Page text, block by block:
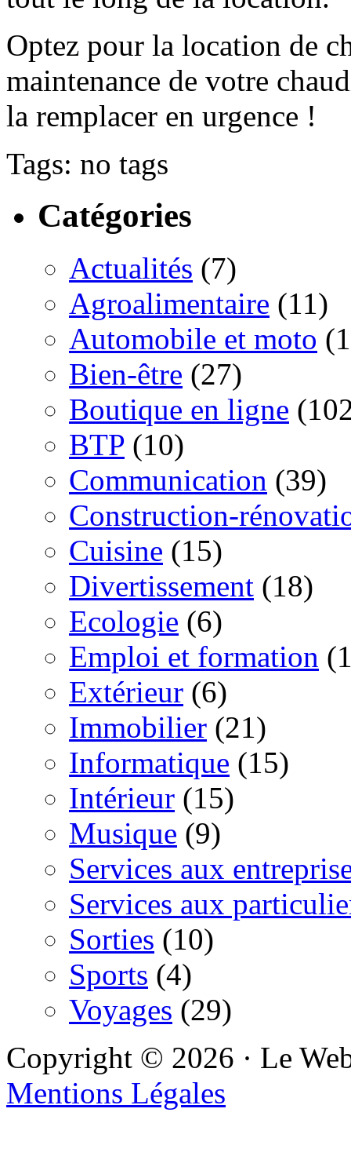
Optez pour la location de
maintenance de votre
la remplacer en urgence !
Tags: no tags
Catégories
Actualités (7)
Agroalimentaire (11)
Automobile et moto
Bien-être (27)
Boutique en ligne
BTP (10)
Communication (39)
Construction-
Cuisine (15)
Divertissement (18)
Ecologie (6)
Emploi et formation
Extérieur (6)
Immobilier (21)
Informatique (15)
Intérieur (15)
Musique (9)
Services aux
Services aux
Sorties (10)
Sports (4)
Voyages (29)
Copyright © 2026 · Le
Mentions Légales